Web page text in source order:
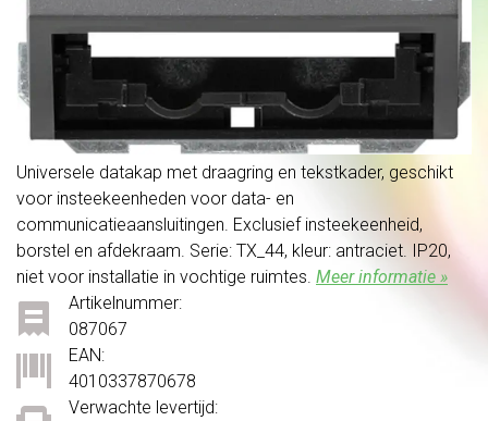
Universele datakap met draagring en tekstkader, geschikt
voor insteekeenheden voor data- en
communicatieaansluitingen. Exclusief insteekeenheid,
borstel en afdekraam. Serie: TX_44, kleur: antraciet. IP20,
niet voor installatie in vochtige ruimtes. Meer informatie »
Verwachte levertijd:
Artikelnummer:
087067
EAN:
4010337870678